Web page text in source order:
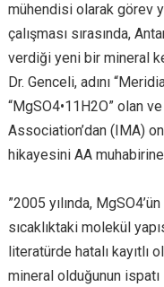
mühendisi olarak görev
çalışması sırasında,
verdiği yeni bir mineral
Dr. Genceli, adını
“MgSO4•11H2O” olan
Association’dan (IMA)
hikayesini AA
”2005 yılında,
sıcaklıktaki molekül
literatürde hatalı kayıtlı
mineral olduğunun